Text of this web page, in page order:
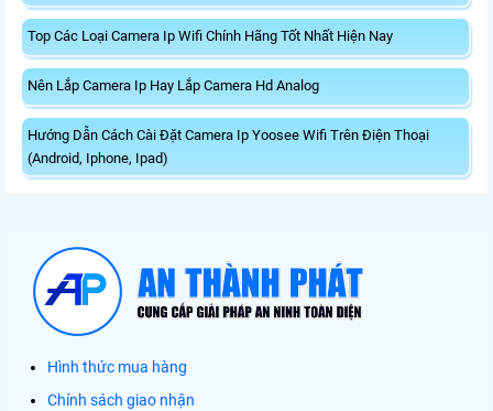
Top Các Loại Camera Ip Wifi Chính Hãng Tốt Nhất Hiện Nay
Nên Lắp Camera Ip Hay Lắp Camera Hd Analog
Hướng Dẫn Cách Cài Đặt Camera Ip Yoosee Wifi Trên Điện Thoại
(Android, Iphone, Ipad)
Hình thức mua hàng
Chính sách giao nhận